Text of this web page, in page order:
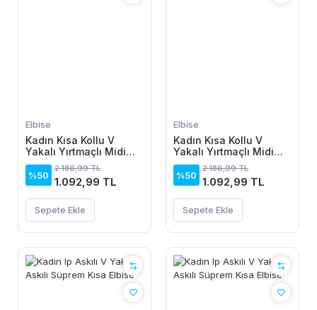
Elbise
Kadın Kısa Kollu V
Yakalı Yırtmaçlı Midi
Boy Viskon Elbise
%50
2.186,99 TL
1.092,99 TL
Sepete Ekle
Elbise
Kadın Kısa Kollu V
Yakalı Yırtmaçlı Midi
Boy Viskon Elbise
%50
2.186,99 TL
1.092,99 TL
Sepete Ekle